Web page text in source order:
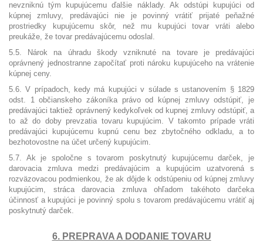
nevzniknú tým kupujúcemu ďalšie náklady. Ak odstúpi kupujúci od
kúpnej zmluvy, predávajúci nie je povinný vrátiť prijaté peňažné
prostriedky kupujúcemu skôr, než mu kupujúci tovar vráti alebo
preukáže, že tovar predávajúcemu odoslal.
5.5. Nárok na úhradu škody vzniknuté na tovare je predávajúci
oprávnený jednostranne započítať proti nároku kupujúceho na vrátenie
kúpnej ceny.
5.6. V prípadoch, kedy má kupujúci v súlade s ustanovením § 1829
odst. 1 občianskeho zákoníka právo od kúpnej zmluvy odstúpiť, je
predávajúci taktiež oprávnený kedykoľvek od kupnej zmluvy odstúpiť, a
to až do doby prevzatia tovaru kupujúcim. V takomto prípade vráti
predávajúci kupujúcemu kupnú cenu bez zbytočného odkladu, a to
bezhotovostne na účet určený kupujúcim.
5.7. Ak je spoločne s tovarom poskytnutý kupujúcemu darček, je
darovacia zmluva medzi predávajúcim a kupujúcim uzatvorená s
rozväzovacou podmienkou, že ak dôjde k odstúpeniu od kúpnej zmluvy
kupujúcim, stráca darovacia zmluva ohľadom takéhoto darčeka
účinnosť a kupujúci je povinný spolu s tovarom predávajúcemu vrátiť aj
poskytnutý darček.
6. PREPRAVA A DODANIE TOVARU